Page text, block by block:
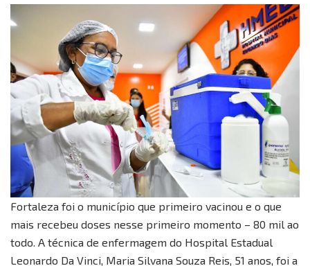
Fortaleza foi o município que primeiro vacinou e o que
mais recebeu doses nesse primeiro momento – 80 mil ao
todo. A técnica de enfermagem do Hospital Estadual
Leonardo Da Vinci, Maria Silvana Souza Reis, 51 anos, foi a